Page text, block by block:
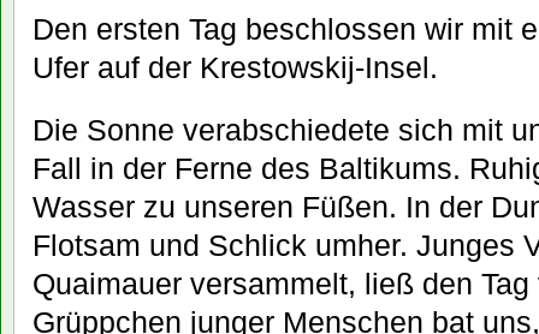
Den ersten Tag beschlossen wir mit
Ufer auf der Krestowskij-Insel.
Die Sonne verabschiedete sich mit
Fall in der Ferne des Baltikums.
Wasser zu unseren Füßen. In der
Flotsam und Schlick umher. Junges
Quaimauer versammelt, ließ den
Grüppchen junger Menschen bat